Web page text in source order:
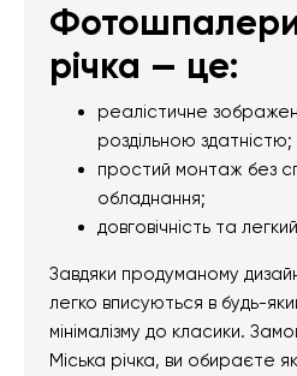
річка — це:
реалістичне
роздільною здатністю;
простий монтаж без
обладнання;
довговічність та
Завдяки продуманому
легко вписуються в будь-
мінімалізму до класики.
Міська річка, ви обираєте